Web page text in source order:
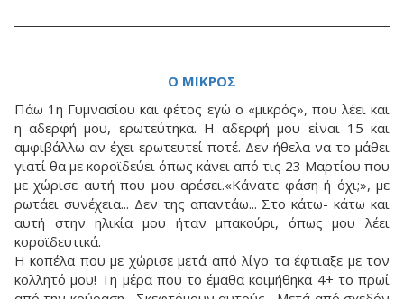
Ο ΜΙΚΡΟΣ
Πάω 1η Γυμνασίου και φέτος εγώ ο «μικρός», που λέει και
η αδερφή μου, ερωτεύτηκα. Η αδερφή μου είναι 15 και
αμφιβάλλω αν έχει ερωτευτεί ποτέ. Δεν ήθελα να το μάθει
γιατί θα με κοροϊδεύει όπως κάνει από τις 23 Μαρτίου που
με χώρισε αυτή που μου αρέσει.«Κάνατε φάση ή όχι;», με
ρωτάει συνέχεια... Δεν της απαντάω... Στο κάτω- κάτω και
αυτή στην ηλικία μου ήταν μπακούρι, όπως μου λέει
κοροϊδευτικά.
Η κοπέλα που με χώρισε μετά από λίγο τα έφτιαξε με τον
κολλητό μου! Τη μέρα που το έμαθα κοιμήθηκα 4+ το πρωί